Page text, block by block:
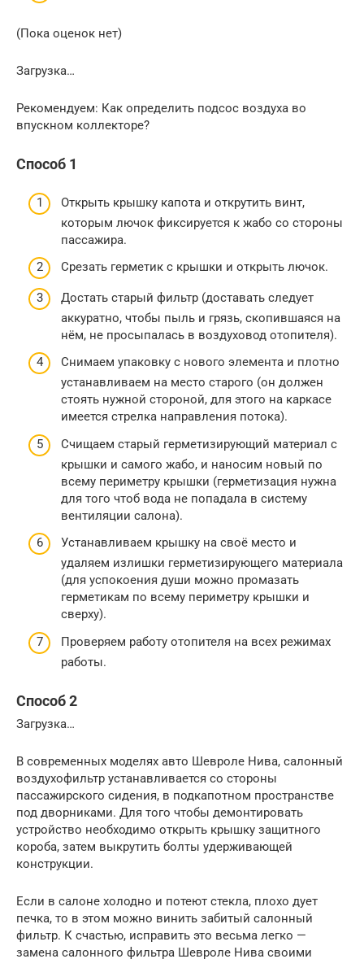
(Пока оценок нет)
Загрузка…
Рекомендуем: Как определить подсос воздуха во
впускном коллекторе?
Способ 1
Открыть крышку капота и открутить винт,
которым лючок фиксируется к жабо со стороны
пассажира.
Срезать герметик с крышки и открыть лючок.
Достать старый фильтр (доставать следует
аккуратно, чтобы пыль и грязь, скопившаяся на
нём, не просыпалась в воздуховод отопителя).
Снимаем упаковку с нового элемента и плотно
устанавливаем на место старого (он должен
стоять нужной стороной, для этого на каркасе
имеется стрелка направления потока).
Счищаем старый герметизирующий материал с
крышки и самого жабо, и наносим новый по
всему периметру крышки (герметизация нужна
для того чтоб вода не попадала в систему
вентиляции салона).
Устанавливаем крышку на своё место и
удаляем излишки герметизирующего материала
(для успокоения души можно промазать
герметикам по всему периметру крышки и
сверху).
Проверяем работу отопителя на всех режимах
работы.
Способ 2
Загрузка…
В современных моделях авто Шевроле Нива, салонный
воздухофильтр устанавливается со стороны
пассажирского сидения, в подкапотном пространстве
под дворниками. Для того чтобы демонтировать
устройство необходимо открыть крышку защитного
короба, затем выкрутить болты удерживающей
конструкции.
Если в салоне холодно и потеют стекла, плохо дует
печка, то в этом можно винить забитый салонный
фильтр. К счастью, исправить это весьма легко —
замена салонного фильтра Шевроле Нива своими